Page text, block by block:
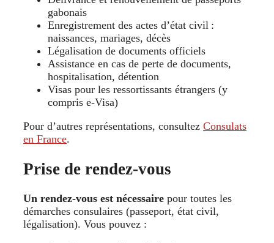
gabonais
Enregistrement des actes d’état civil :
naissances, mariages, décès
Légalisation de documents officiels
Assistance en cas de perte de documents,
hospitalisation, détention
Visas pour les ressortissants étrangers (y
compris e‑Visa)
Pour d’autres représentations, consultez Consulats
en France.
Prise de rendez-vous
Un rendez-vous est nécessaire pour toutes les
démarches consulaires (passeport, état civil,
légalisation). Vous pouvez :